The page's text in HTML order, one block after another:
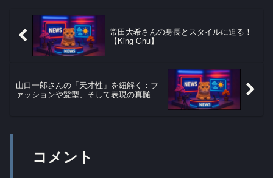
常田大希さんの身長とスタイルに迫る！
【King Gnu】
山口一郎さんの「天才性」を紐解く：フ
ァッションや髪型、そして表現の真髄
コメント